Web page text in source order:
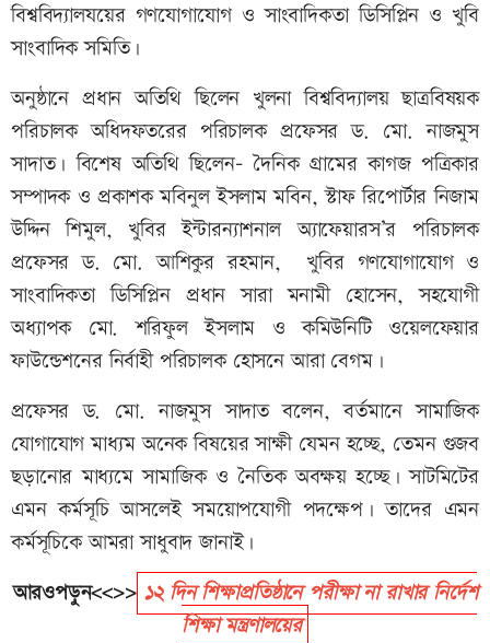
বিশ্ববিদ্যালযয়ের গণযোগাযোগ ও সাংবাদিকতা ডিসিপ্লিন ও খুবি
সাংবাদিক সমিতি।
অনুষ্ঠানে প্রধান অতিথি ছিলেন খুলনা বিশ্ববিদ্যালয় ছাত্রবিষয়ক
পরিচালক অধিদফতরের পরিচালক প্রফেসর ড. মো. নাজমুস
সাদাত। বিশেষ অতিথি ছিলেন- দৈনিক গ্রামের কাগজ পত্রিকার
সম্পাদক ও প্রকাশক মবিনুল ইসলাম মবিন, স্টাফ রিপোর্টার নিজাম
উদ্দিন শিমুল, খুবির ইন্টারন্যাশনাল অ্যাফেয়ারস’র পরিচালক
প্রফেসর ড. মো. আশিকুর রহমান, খুবির গণযোগাযোগ ও
সাংবাদিকতা ডিসিপ্লিন প্রধান সারা মনামী হোসেন, সহযোগী
অধ্যাপক মো. শরিফুল ইসলাম ও কমিউনিটি ওয়েলফেয়ার
ফাউন্ডেশনের নির্বাহী পরিচালক হোসনে আরা বেগম।
প্রফেসর ড. মো. নাজমুস সাদাত বলেন, বর্তমানে সামাজিক
যোগাযোগ মাধ্যম অনেক বিষয়ের সাক্ষী যেমন হচ্ছে, তেমন গুজব
ছড়ানোর মাধ্যমে সামাজিক ও নৈতিক অবক্ষয় হচ্ছে। সাটমিটের
এমন কর্মসূচি আসলেই সময়োপযোগী পদক্ষেপ। তাদের এমন
কর্মসূচিকে আমরা সাধুবাদ জানাই।
আরওপড়ুন<<>> ১২ দিন শিক্ষাপ্রতিষ্ঠানে পরীক্ষা না রাখার নির্দেশ
শিক্ষা মন্ত্রণালয়ের